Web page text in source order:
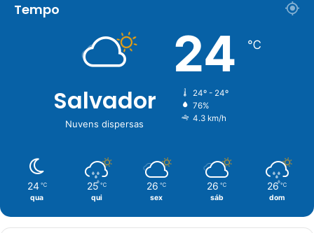
Tempo
Salvador
Nuvens dispersas
24 ℃
24º - 24º
76%
4.3 km/h
24 ℃
qua
25 ℃
qui
26 ℃
sex
26 ℃
sáb
26 ℃
dom